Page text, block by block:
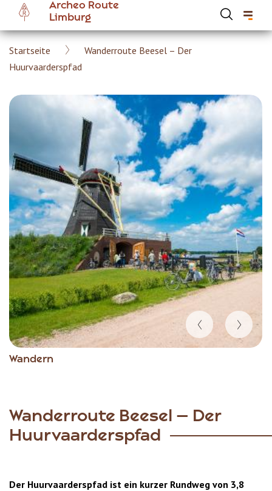
main
content
Archeo Route
Limburg
Breadcrumb
Startseite
Wanderroute Beesel – Der
Huurvaarderspfad
Wandern
Item
Wanderroute Beesel – Der
Huurvaarderspfad
Der Huurvaarderspfad ist ein kurzer Rundweg von 3,8